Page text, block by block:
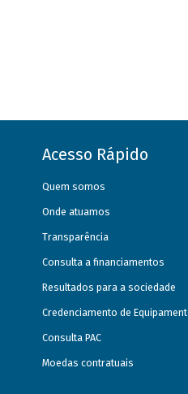
Acesso Rápido
Quem somos
Onde atuamos
Transparência
Consulta a financiamentos
Resultados para a sociedade
Credenciamento de
Consulta PAC
Moedas contratuais